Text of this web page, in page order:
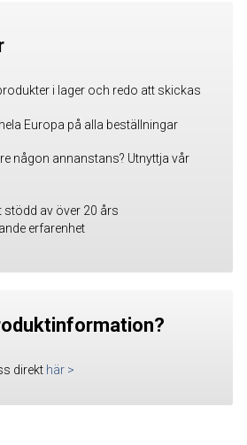
i lager och redo att skickas
Europa på alla beställningar
någon annanstans? Utnyttja vår
stödd av över 20 års
erfarenhet
direkt här >